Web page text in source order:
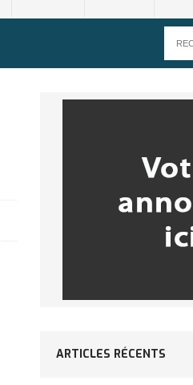
ARTICLES RÉCENTS